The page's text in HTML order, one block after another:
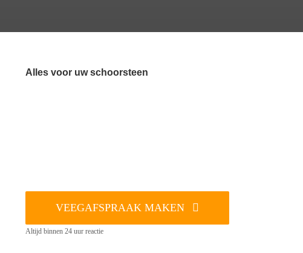
Alles voor uw schoorsteen
VEEGAFSPRAAK MAKEN
Altijd binnen 24 uur reactie